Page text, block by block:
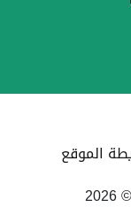
الموقع